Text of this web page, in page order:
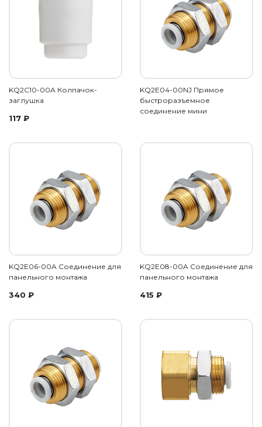
KQ2C10-00A Колпачок-
заглушка
117 ₽
KQ2E04-00NJ Прямое
быстроразъемное
соединение мини
KQ2E06-00A Соединение для
панельного монтажа
340 ₽
KQ2E08-00A Соединение для
панельного монтажа
415 ₽